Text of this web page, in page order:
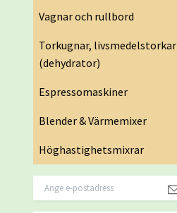
Vagnar och rullbord
Torkugnar, livsmedelstorkar
(dehydrator)
Espressomaskiner
Blender & Värmemixer
Höghastighetsmixrar